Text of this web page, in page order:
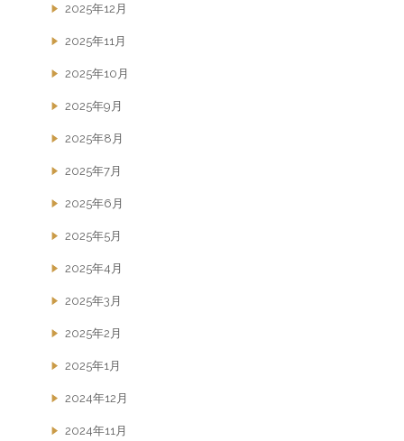
2025年12月
2025年11月
2025年10月
2025年9月
2025年8月
2025年7月
2025年6月
2025年5月
2025年4月
2025年3月
2025年2月
2025年1月
2024年12月
2024年11月